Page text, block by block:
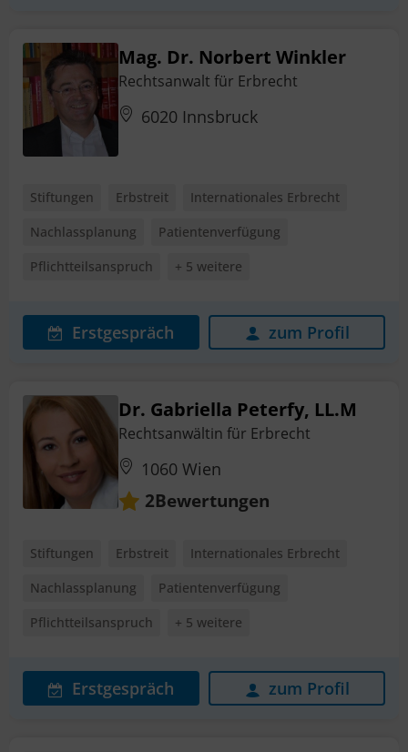
Mag. Dr. Norbert Winkler
Rechtsanwalt für Erbrecht
6020 Innsbruck
Stiftungen Erbstreit
Internationales Erbrecht
Nachlassplanung
Patientenverfügung
Pflichtteilsanspruch
+ 5 weitere
Erstgespräch zum Profil
Dr. Gabriella Peterfy, LL.M
Rechtsanwältin für Erbrecht
1060 Wien
2Bewertungen
Stiftungen Erbstreit
Internationales Erbrecht
Nachlassplanung
Patientenverfügung
Pflichtteilsanspruch
+ 5 weitere
Erstgespräch zum Profil